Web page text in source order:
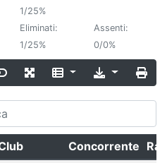
1/25%
Eliminati:
1/25%
Assenti:
0/0%
Concorrente